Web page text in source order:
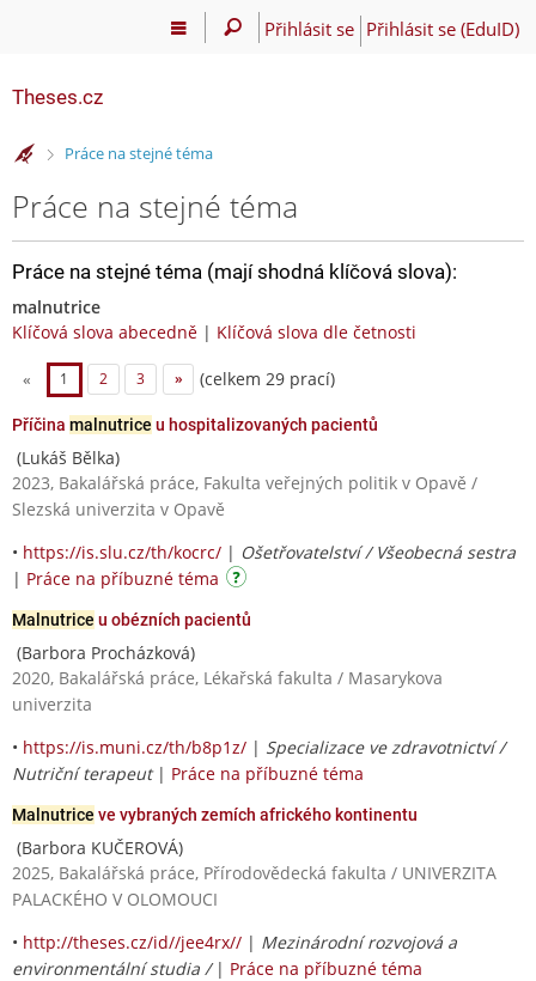
Přihlásit se Přihlásit se (EduID)
Theses.cz
>Práce na stejné téma
Práce na stejné téma
Práce na stejné téma (mají shodná klíčová slova):
malnutrice
Klíčová slova abecedně | Klíčová slova dle četnosti
« 1 2 3 » (celkem 29 prací)
Příčina malnutrice u hospitalizovaných pacientů
(Lukáš Bělka)
2023, Bakalářská práce, Fakulta veřejných politik v Opavě /
Slezská univerzita v Opavě
• https://is.slu.cz/th/kocrc/ | Ošetřovatelství / Všeobecná sestra
| Práce na příbuzné téma
Malnutrice u obézních pacientů
(Barbora Procházková)
2020, Bakalářská práce, Lékařská fakulta / Masarykova
univerzita
• https://is.muni.cz/th/b8p1z/ | Specializace ve zdravotnictví /
Nutriční terapeut| Práce na příbuzné téma
Malnutrice ve vybraných zemích afrického kontinentu
(Barbora KUČEROVÁ)
2025, Bakalářská práce, Přírodovědecká fakulta / UNIVERZITA
PALACKÉHO V OLOMOUCI
• http://theses.cz/id//jee4rx// | Mezinárodní rozvojová a
environmentální studia / | Práce na příbuzné téma